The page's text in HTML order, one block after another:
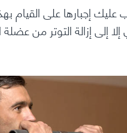
إجبارها على القيام
إلا إلى إزالة التوتر من